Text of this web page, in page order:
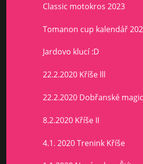
Classic motokros 2023
Tomanon cup kalendář
Jardovo klucí :D
22.2.2020 Kříše lll
22.2.2020 Dobřanské
8.2.2020 Kříše II
4.1. 2020 Trenink Kříše